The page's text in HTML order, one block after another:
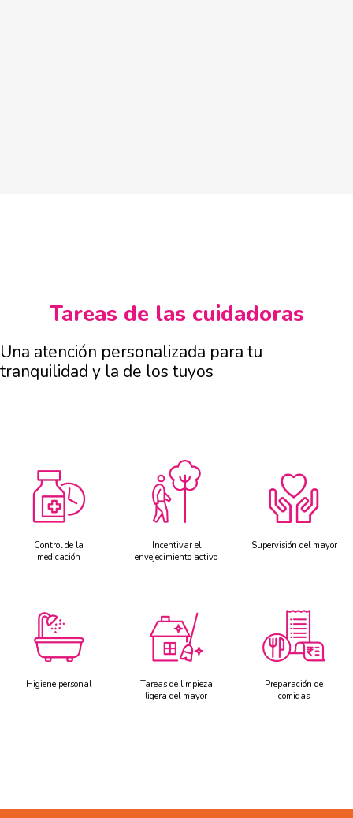
Tareas de las cuidadoras
Una atención personalizada para tu
tranquilidad y la de los tuyos
Control de la
medicación
Incentivar el
envejecimiento activo
Supervisión del mayor
Higiene personal
Tareas de limpieza
ligera del mayor
Preparación de
comidas